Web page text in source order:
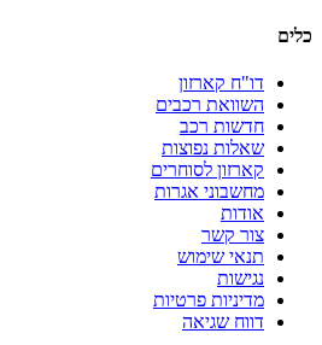
כלים
דו"ח קארזון
השוואת רכבים
חדשות רכב
שאלות נפוצות
קארזון לסוחרים
מחשבוני אגרות
אודות
צור קשר
תנאי שימוש
נגישות
מדיניות פרטיות
דווח שגיאה